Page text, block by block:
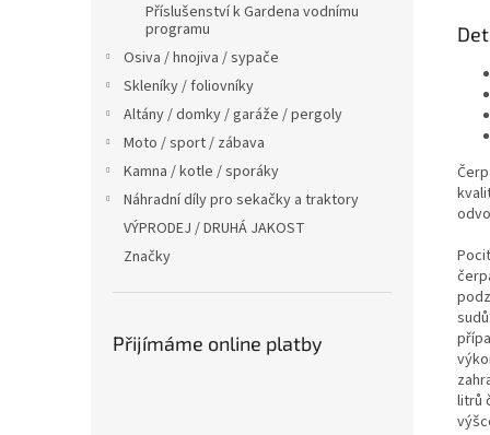
Příslušenství k Gardena vodnímu
programu
Osiva / hnojiva / sypače
Skleníky / foliovníky
Altány / domky / garáže / pergoly
Moto / sport / zábava
Kamna / kotle / sporáky
Náhradní díly pro sekačky a traktory
VÝPRODEJ / DRUHÁ JAKOST
Značky
Přijímáme online platby
litrů